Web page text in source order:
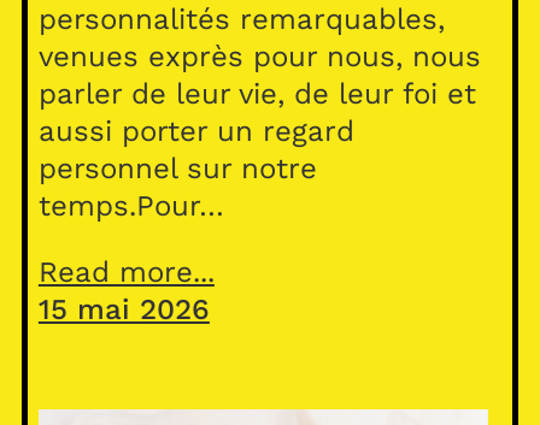
personnalités remarquables,
venues exprès pour nous, nous
parler de leur vie, de leur foi et
aussi porter un regard
personnel sur notre
temps.Pour…
Read more...
15 mai 2026